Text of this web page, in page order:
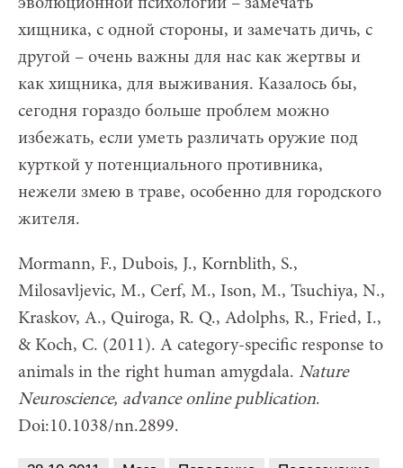
хищника, с одной стороны, и замечать дичь, с
другой – очень важны для нас как жертвы и
как хищника, для выживания. Казалось бы,
сегодня гораздо больше проблем можно
избежать, если уметь различать оружие под
курткой у потенциального противника,
нежели змею в траве, особенно для городского
жителя.
Mormann, F., Dubois, J., Kornblith, S.,
Milosavljevic, M., Cerf, M., Ison, M., Tsuchiya, N.,
Kraskov, A., Quiroga, R. Q., Adolphs, R., Fried, I.,
& Koch, C. (2011). A category-specific response to
animals in the right human amygdala. Nature
Neuroscience, advance online publication.
Doi:10.1038/nn.2899.